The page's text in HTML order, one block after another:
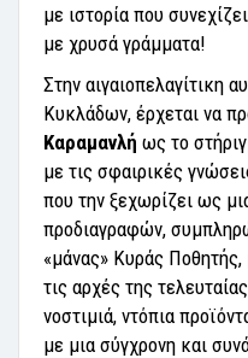
με ιστορία που
με χρυσά γράμματα!
Στην αιγαιοπελαγίτικη
Κυκλάδων, έρχεται να
Καραμανλή ως το
με τις σφαιρικές
που την ξεχωρίζει ως
προδιαγραφών,
«μάνας» Κυράς Ποθητής,
τις αρχές της
νοστιμιά, ντόπια
με μια σύγχρονη και